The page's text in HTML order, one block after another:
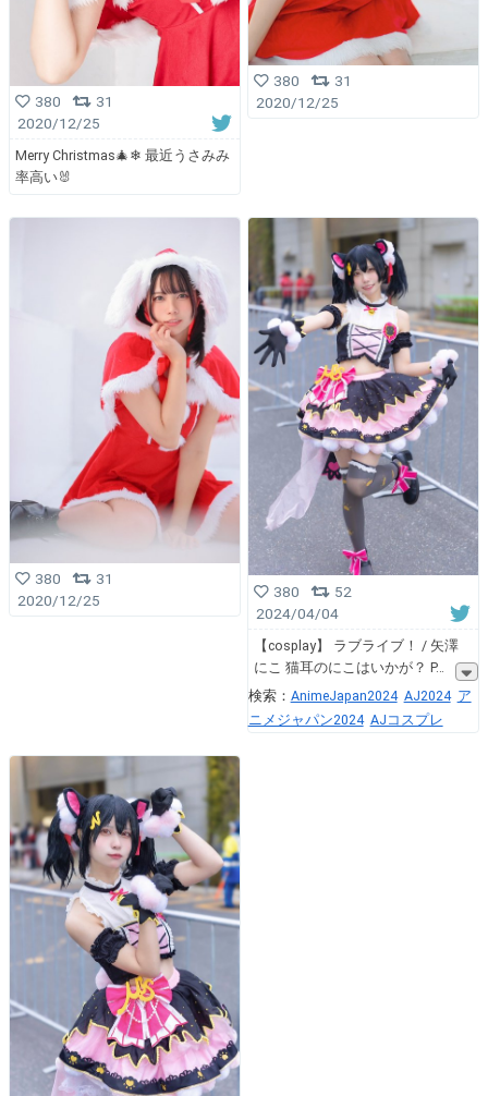
380
31
2020/12/25
Merry Christmas🎄❄ 最近うさみみ
率高い🐰
380
31
2020/12/25
380
31
2020/12/25
380
52
2024/04/04
【cosplay】 ラブライブ！ / 矢澤
にこ 猫耳のにこはいかが？ P
検索： AnimeJapan2024 AJ2024 ア
ニメジャパン2024 AJコスプレ